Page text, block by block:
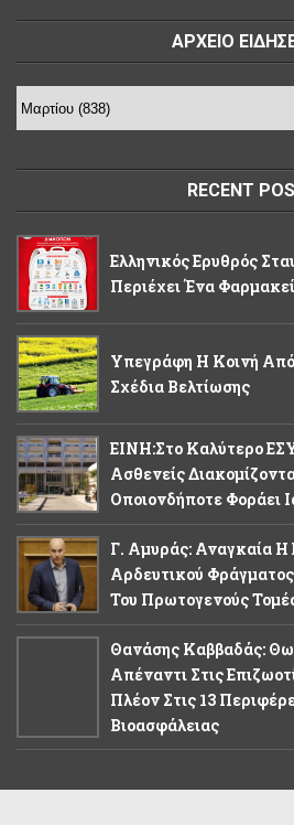
ΑΡΧΕΙΟ
RECENT
Ελληνικός Ερυθρός
Περιέχει Ένα
Υπεγράφη Η Κοινή
Σχέδια Βελτίωσης
ΕΙΝΗ:Στο Καλύτερο
Ασθενείς
Οποιονδήποτε Φοράει
Γ. Αμυράς: Αναγκαία Η
Αρδευτικού
Του Πρωτογενούς
Θανάσης Καββαδάς:
Απέναντι Στις
Πλέον Στις 13
Βιοασφάλειας